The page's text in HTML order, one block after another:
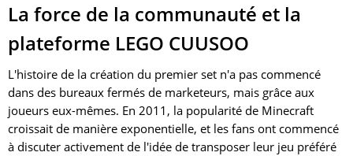
La force de la communauté et la
plateforme LEGO CUUSOO
L'histoire de la création du premier set n'a pas commencé
dans des bureaux fermés de marketeurs, mais grâce aux
joueurs eux-mêmes. En 2011, la popularité de Minecraft
croissait de manière exponentielle, et les fans ont commencé
à discuter activement de l'idée de transposer leur jeu préféré